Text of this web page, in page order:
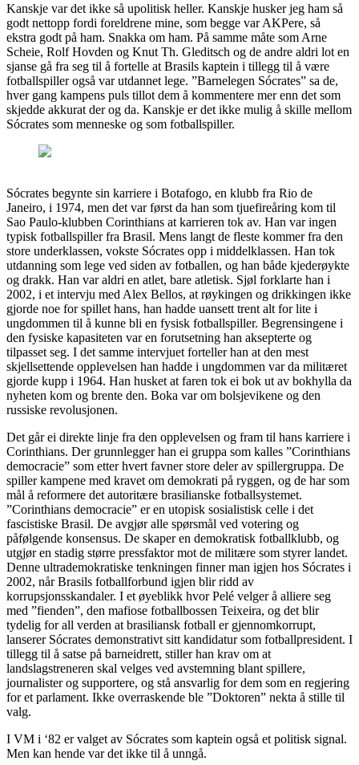
Kanskje var det ikke så upolitisk heller. Kanskje husker jeg ham så
godt nettopp fordi foreldrene mine, som begge var AKPere, så
ekstra godt på ham. Snakka om ham. På samme måte som Arne
Scheie, Rolf Hovden og Knut Th. Gleditsch og de andre aldri lot en
sjanse gå fra seg til å fortelle at Brasils kaptein i tillegg til å være
fotballspiller også var utdannet lege. ”Barnelegen Sócrates” sa de,
hver gang kampens puls tillot dem å kommentere mer enn det som
skjedde akkurat der og da. Kanskje er det ikke mulig å skille mellom
Sócrates som menneske og som fotballspiller.
Sócrates begynte sin karriere i Botafogo, en klubb fra Rio de
Janeiro, i 1974, men det var først da han som tjuefireåring kom til
Sao Paulo-klubben Corinthians at karrieren tok av. Han var ingen
typisk fotballspiller fra Brasil. Mens langt de fleste kommer fra den
store underklassen, vokste Sócrates opp i middelklassen. Han tok
utdanning som lege ved siden av fotballen, og han både kjederøykte
og drakk. Han var aldri en atlet, bare atletisk. Sjøl forklarte han i
2002, i et intervju med Alex Bellos, at røykingen og drikkingen ikke
gjorde noe for spillet hans, han hadde uansett trent alt for lite i
ungdommen til å kunne bli en fysisk fotballspiller. Begrensingene i
den fysiske kapasiteten var en forutsetning han aksepterte og
tilpasset seg. I det samme intervjuet forteller han at den mest
skjellsettende opplevelsen han hadde i ungdommen var da militæret
gjorde kupp i 1964. Han husket at faren tok ei bok ut av bokhylla da
nyheten kom og brente den. Boka var om bolsjevikene og den
russiske revolusjonen.
Det går ei direkte linje fra den opplevelsen og fram til hans karriere i
Corinthians. Der grunnlegger han ei gruppa som kalles ”Corinthians
democracie” som etter hvert favner store deler av spillergruppa. De
spiller kampene med kravet om demokrati på ryggen, og de har som
mål å reformere det autoritære brasilianske fotballsystemet.
”Corinthians democracie” er en utopisk sosialistisk celle i det
fascistiske Brasil. De avgjør alle spørsmål ved votering og
påfølgende konsensus. De skaper en demokratisk fotballklubb, og
utgjør en stadig større pressfaktor mot de militære som styrer landet.
Denne ultrademokratiske tenkningen finner man igjen hos Sócrates i
2002, når Brasils fotballforbund igjen blir ridd av
korrupsjonsskandaler. I et øyeblikk hvor Pelé velger å alliere seg
med ”fienden”, den mafiose fotballbossen Teixeira, og det blir
tydelig for all verden at brasiliansk fotball er gjennomkorrupt,
lanserer Sócrates demonstrativt sitt kandidatur som fotballpresident. I
tillegg til å satse på barneidrett, stiller han krav om at
landslagstreneren skal velges ved avstemning blant spillere,
journalister og supportere, og stå ansvarlig for dem som en regjering
for et parlament. Ikke overraskende ble ”Doktoren” nekta å stille til
valg.
I VM i ‘82 er valget av Sócrates som kaptein også et politisk signal.
Men kan hende var det ikke til å unngå.